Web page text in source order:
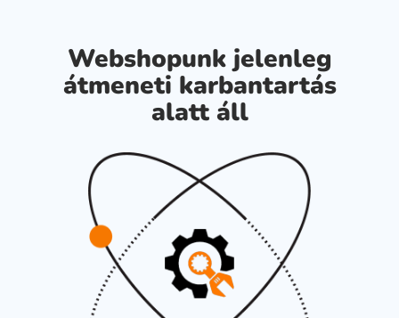
Webshopunk jelenleg
átmeneti karbantartás
alatt áll